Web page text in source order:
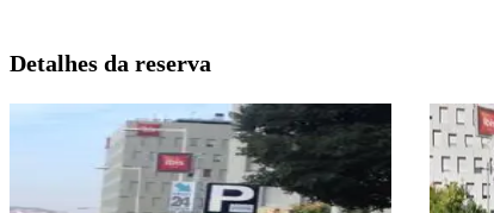
Detalhes da reserva